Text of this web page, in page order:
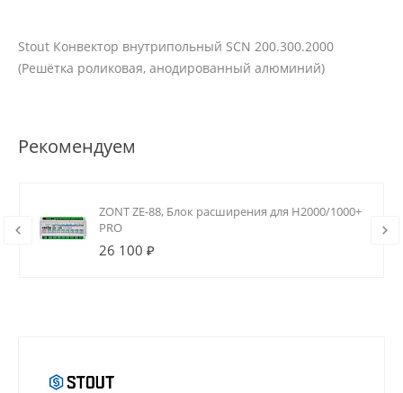
Stout Конвектор внутрипольный SCN 200.300.2000
(Решётка роликовая, анодированный алюминий)
Рекомендуем
ZONT ZE-88, Блок расширения для H2000/1000+
PRO
26 100 ₽